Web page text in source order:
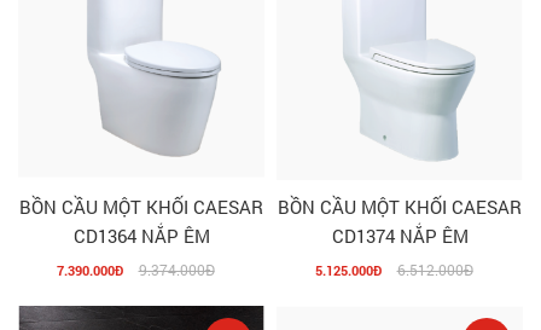
BỒN CẦU MỘT KHỐI CAESAR
CD1364 NẮP ÊM
7.390.000Đ 9.374.000Đ
BỒN CẦU MỘT KHỐI CAESAR
CD1374 NẮP ÊM
5.125.000Đ 6.512.000Đ